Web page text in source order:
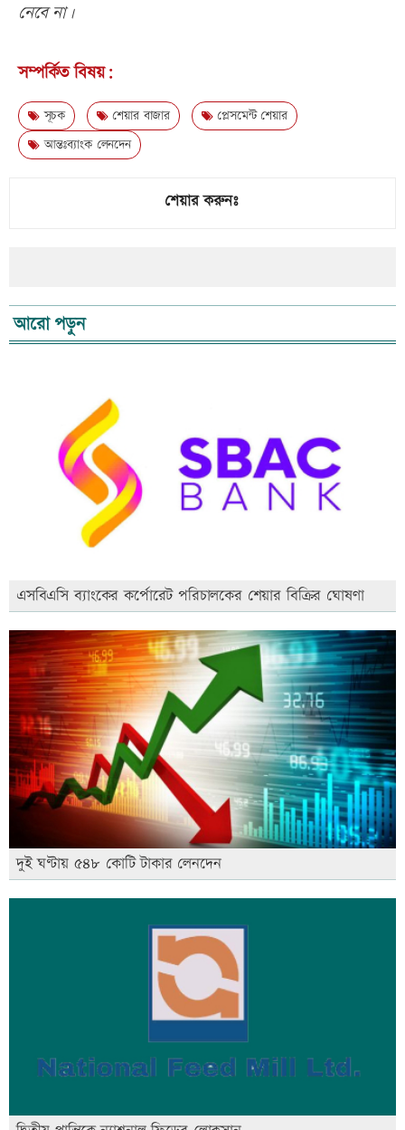
নেবে না।
সম্পর্কিত বিষয়:
সূচক শেয়ার বাজার
প্লেসমেন্ট শেয়ার
আন্তঃব্যাংক লেনদেন
শেয়ার করুনঃ
আরো পড়ুন
এসবিএসি ব্যাংকের কর্পোরেট পরিচালকের শেয়ার বিক্রির ঘোষণা
দুই ঘণ্টায় ৫৪৮ কোটি টাকার লেনদেন